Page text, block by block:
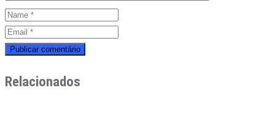
Relacionados